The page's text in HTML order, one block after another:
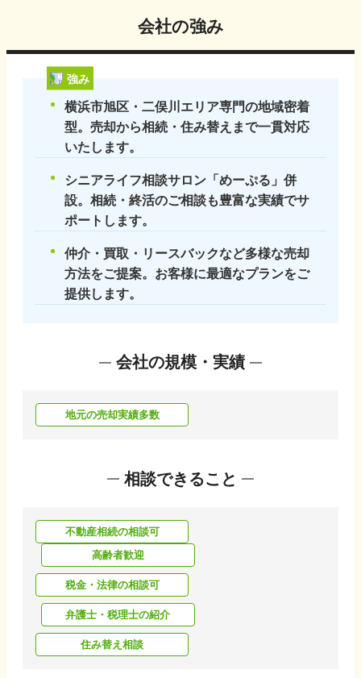
会社の強み
強み
横浜市旭区・二俣川エリア専門の地域密着
型。売却から相続・住み替えまで一貫対応
いたします。
シニアライフ相談サロン「めーぷる」併
設。相続・終活のご相談も豊富な実績でサ
ポートします。
仲介・買取・リースバックなど多様な売却
方法をご提案。お客様に最適なプランをご
提供します。
会社の規模・実績
地元の売却実績多数
相談できること
不動産相続の相談可
高齢者歓迎
税金・法律の相談可
弁護士・税理士の紹介
住み替え相談